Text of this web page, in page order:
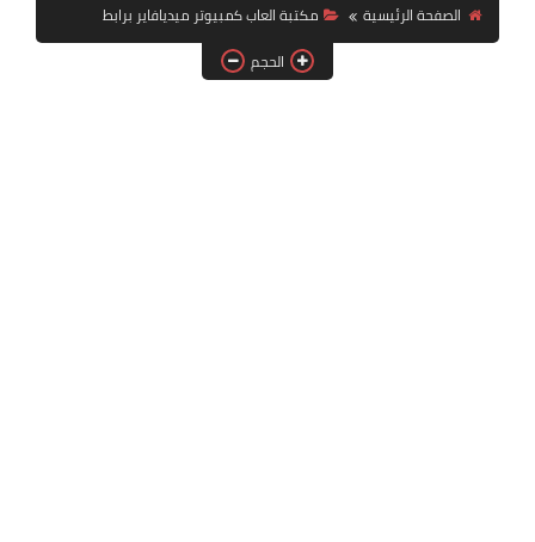
بلايستيشن PS2
الصفحة الرئيسية
مكتبة العاب كمبيوتر ميديافاير برابط
الحجم